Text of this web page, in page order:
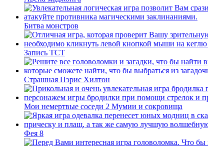
Битва монстров
Запись ТСТ
Страшная Пэрис Хилтон
Мои немертвые соседи 2 Мумии и сокровища
Фея 8